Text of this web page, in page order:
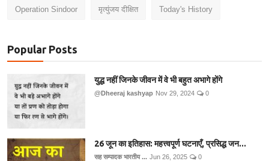
Operation Sindoor मृत्युंजय दीक्षित Today's History
Popular Posts
युद्ध नहीं जिनके जीवन में वे भी बहुत अभागे होंगे
@Dheeraj kashyap Nov 29, 2024 0
26 जून का इतिहास: महत्त्वपूर्ण घटनाएँ, प्रसिद्ध जन...
सह सम्पादक भारतीय ... Jun 26, 2025 0